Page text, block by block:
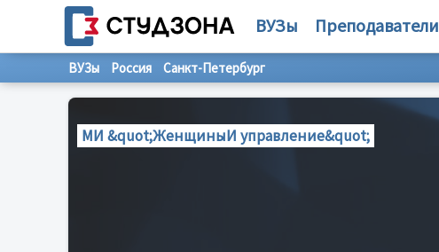
ВУЗы Преподаватели
ВУЗы Россия Санкт-Петербург
МИ &quot;ЖенщиныИ управление&quot;